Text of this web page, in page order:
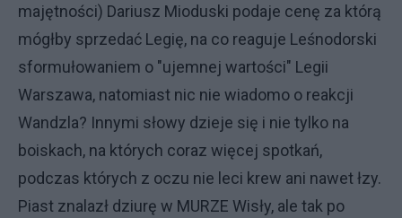
majętności) Dariusz Mioduski podaje cenę za którą
mógłby sprzedać Legię, na co reaguje Leśnodorski
sformułowaniem o "ujemnej wartości" Legii
Warszawa, natomiast nic nie wiadomo o reakcji
Wandzla? Innymi słowy dzieje się i nie tylko na
boiskach, na których coraz więcej spotkań,
podczas których z oczu nie leci krew ani nawet łzy.
Piast znalazł dziurę w MURZE Wisły, ale tak po